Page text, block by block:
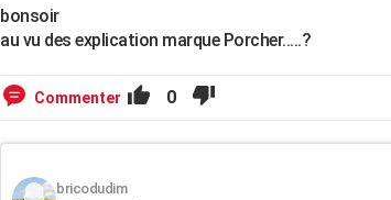
bonsoir
au vu des explication marque Porcher.....?
Commenter 0
bricodudim